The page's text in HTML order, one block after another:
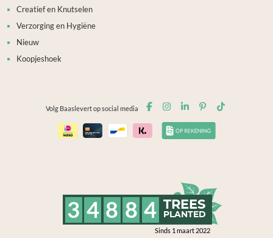
Creatief en Knutselen
Verzorging en Hygiëne
Nieuw
Koopjeshoek
Volg Baaslevert op social media
3 4 8 8 4 TREES
PLANTED
Sinds 1 maart 2022